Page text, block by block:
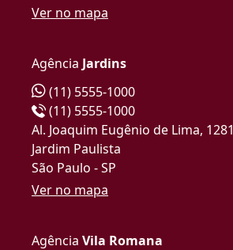
Ver no mapa
Agência Jardins
(11) 5555-1000
(11) 5555-1000
Al. Joaquim Eugênio de Lima, 1281
Jardim Paulista
São Paulo - SP
Ver no mapa
Agência Vila Romana